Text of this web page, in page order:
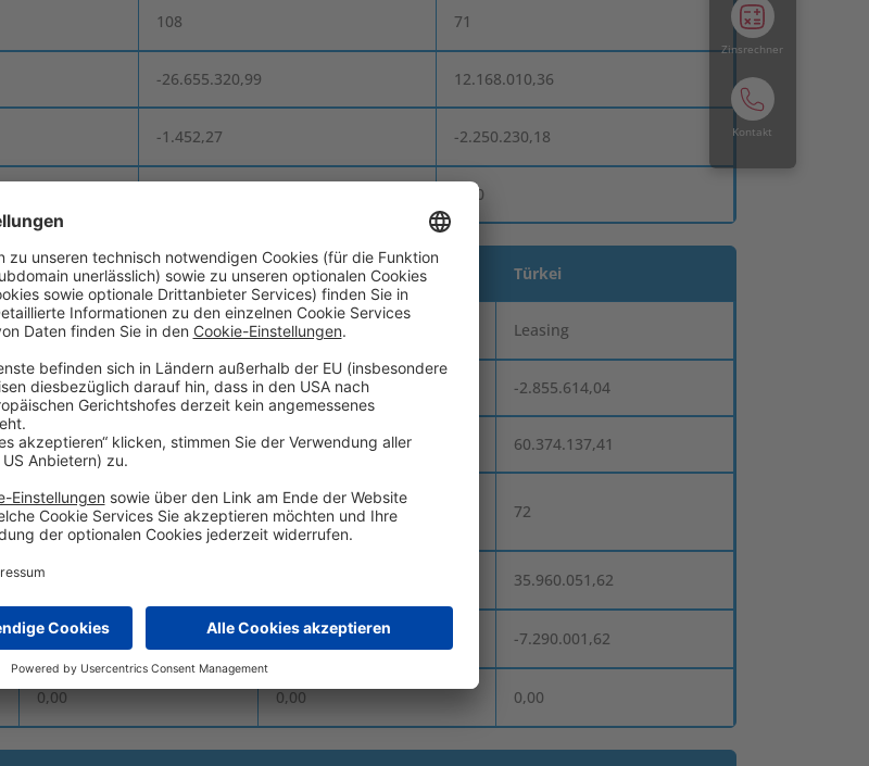
108 71
-26.655.320,99 12.168.010,36
-1.452,27 -2.250.230,18
0,00
Deutschland Russland Türkei
Universale Bankgeschäfte Universale Bankgeschäfte Leasing
-24.204.721,89 13.504.354,79 -2.855.614,04
-22.104.096,50 18.671.580,28 60.374.137,41
101 72 72
-31.474.198,78 35.960.051,62
-345.898,95 -1.160.287,58 -7.290.001,62
0,00 0,00 0,00
Zinsrechner
Kontakt